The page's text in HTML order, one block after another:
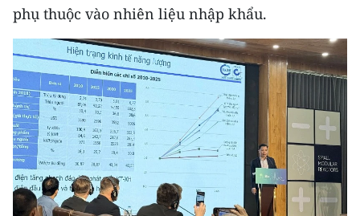
Video
Media Chính trị
Media Kinh tế
Media Văn hóa
Media Xã hội
Media Pháp luật
phụ thuộc vào nhiên liệu nhập khẩu.